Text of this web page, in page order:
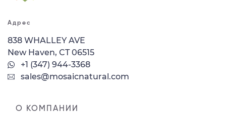
Адрес
838 WHALLEY AVE
New Haven, CT 06515
+1 (347) 944-3368
sales@mosaicnatural.com
О КОМПАНИИ